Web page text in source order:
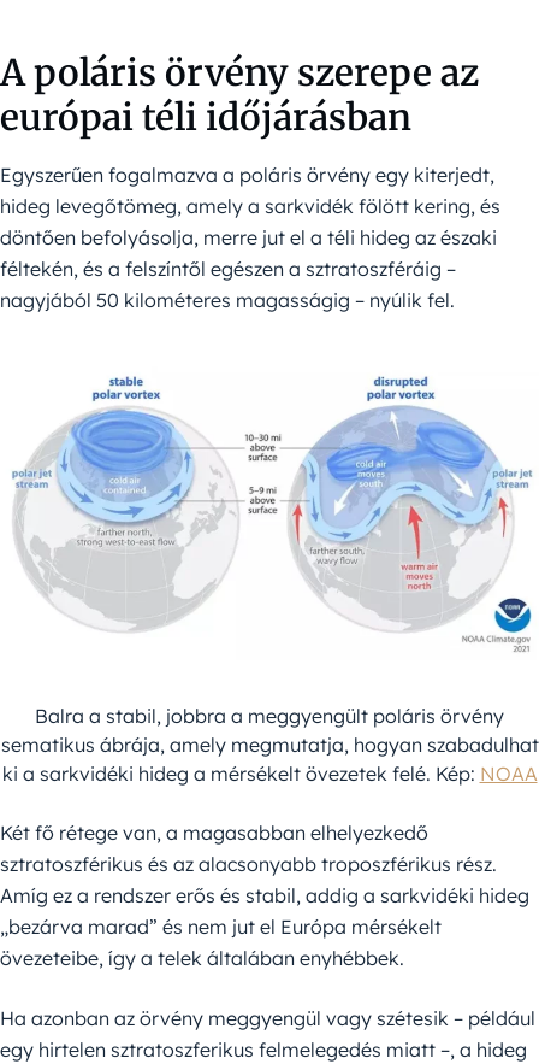
A poláris örvény szerepe az
európai téli időjárásban
Egyszerűen fogalmazva a poláris örvény egy kiterjedt,
hideg levegőtömeg, amely a sarkvidék fölött kering, és
döntően befolyásolja, merre jut el a téli hideg az északi
féltekén, és a felszíntől egészen a sztratoszféráig –
nagyjából 50 kilométeres magasságig – nyúlik fel.
Balra a stabil, jobbra a meggyengült poláris örvény
sematikus ábrája, amely megmutatja, hogyan szabadulhat
ki a sarkvidéki hideg a mérsékelt övezetek felé. Kép: NOAA
Két fő rétege van, a magasabban elhelyezkedő
sztratoszférikus és az alacsonyabb troposzférikus rész.
Amíg ez a rendszer erős és stabil, addig a sarkvidéki hideg
„bezárva marad” és nem jut el Európa mérsékelt
övezeteibe, így a telek általában enyhébbek.
Ha azonban az örvény meggyengül vagy szétesik – például
egy hirtelen sztratoszferikus felmelegedés miatt –, a hideg